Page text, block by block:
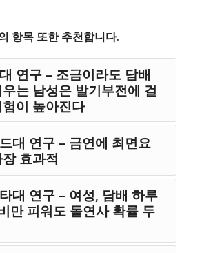
항목 또한 추천합니다.
연구 – 조금이라도 담배
는 남성은 발기부전에 걸
험이 높아진다
대 연구 – 금연에 최면요
효과적
대 연구 – 여성, 담배 하루
만 피워도 돌연사 확률 두